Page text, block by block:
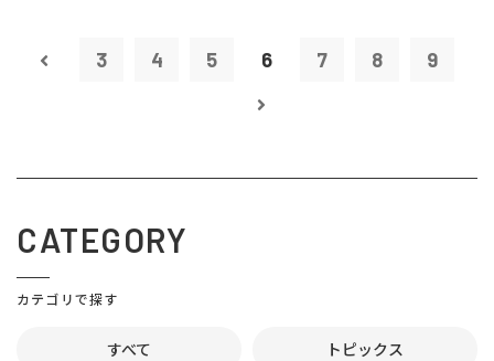
3 4 5 6 7 8 9
CATEGORY
カテゴリで探す
すべて トピックス